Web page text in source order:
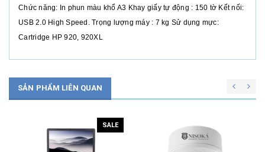
Chức năng: In phun màu khổ A3 Khay giấy tự động : 150 tờ Kết nối:
USB 2.0 High Speed. Trọng lượng máy : 7 kg Sử dụng mực:
Cartridge HP 920, 920XL
SẢN PHẨM LIÊN QUAN